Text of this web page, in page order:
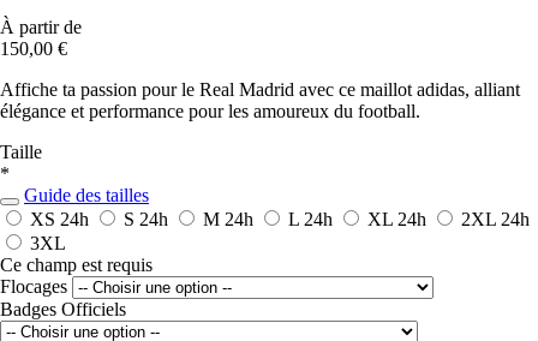
À partir de
150,00 €
Affiche ta passion pour le Real Madrid avec ce maillot adidas, alliant
élégance et performance pour les amoureux du football.
Taille
*
Guide des tailles
XS 24h S 24h M 24h L 24h XL 24h 2XL 24h
3XL
Ce champ est requis
Flocages
Badges Officiels